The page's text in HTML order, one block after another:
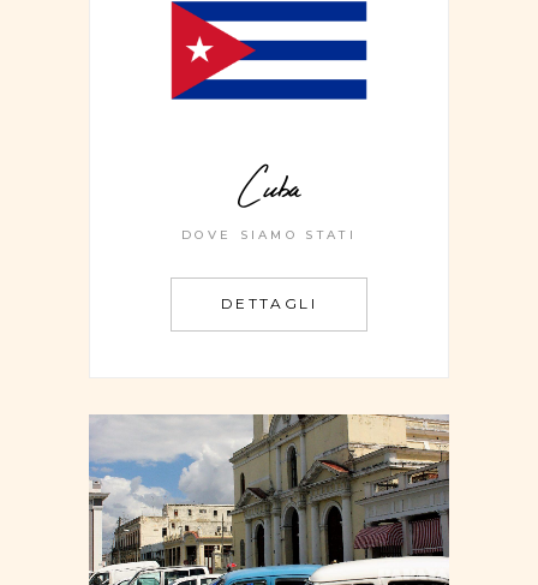
Cuba
DOVE SIAMO STATI
DETTAGLI